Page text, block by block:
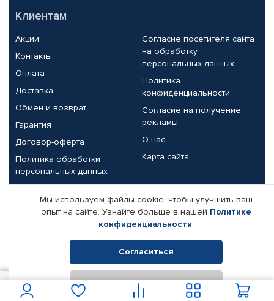
Клиентам
Акции
Контакты
Оплата
Доставка
Обмен и возврат
Гарантия
Договор-оферта
Политика обработки
персональных данных
Согласие посетителя сайта
на обработку
персональных данных
Политика
конфиденциальности
Согласие на получение
рекламы
О нас
Карта сайта
Партнерам
Корпоративным клиентам
Поставщикам
Реквизиты компании
© КАМАЗ ЦЕНТР ДОНЕЦК, 2015-2026. Все права защищены.
Интернет-магазин автомобильных товаров Автопрофи.
Мы используем файлы cookie, чтобы улучшить ваш
опыт на сайте. Узнайте больше в нашей Политике
конфиденциальности.
Согласиться
Отклонить
В корзину